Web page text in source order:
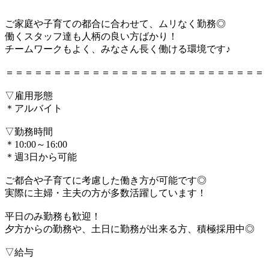
ご家庭や子育ての都合に合わせて、ムリなく勤務◎
働くスタッフ達も人柄の良い方ばかり！
チームワークもよく、みなさん長く働ける環境です♪
＝＝＝＝＝＝＝＝＝＝＝＝＝＝＝＝＝＝＝＝＝＝＝＝＝＝＝
▽雇用形態
＊アルバイト
▽勤務時間
＊10:00～16:00
＊週3日から可能
ご都合や子育てに考慮した働き方が可能です◎
実際に主婦・主夫の方が多数活躍しています！
平日のみ勤務も歓迎！
夕方からの勤務や、土日に勤務が出来る方、積極採用中◎
▽給与